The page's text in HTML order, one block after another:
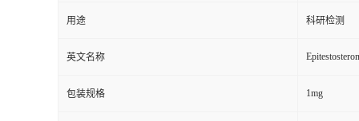
用途 科研检测
英文名称
包装规格 1mg